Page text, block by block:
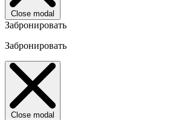
Close modal
Забронировать
Забронировать
Close modal